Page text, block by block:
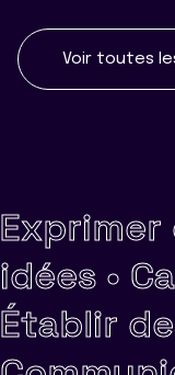
Voir toutes
idées •
Établir